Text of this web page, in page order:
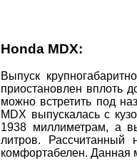
Honda MDX:
Выпуск
приостановлен вплоть
можно встретить под
MDX выпускалась с
1938 миллиметрам, а
литров.
комфортабелен. Данная